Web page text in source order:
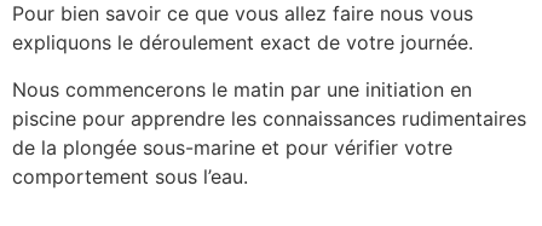
Pour bien savoir ce que vous allez faire nous vous
expliquons le déroulement exact de votre journée.
Nous commencerons le matin par une initiation en
piscine pour apprendre les connaissances rudimentaires
de la plongée sous-marine et pour vérifier votre
comportement sous l’eau.